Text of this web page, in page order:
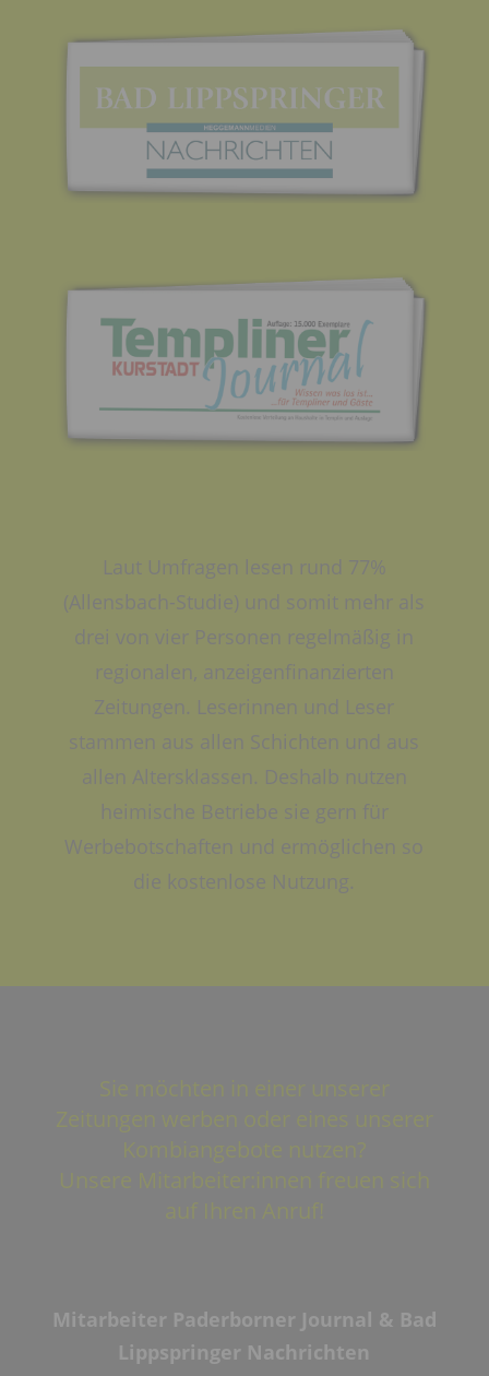
Sie möchten in einer unserer
Zeitungen werben oder eines unserer
Kombiangebote nutzen?
Unsere Mitarbeiter:innen freuen sich
auf Ihren Anruf!
Mitarbeiter Paderborner Journal & Bad
Lippspringer Nachrichten